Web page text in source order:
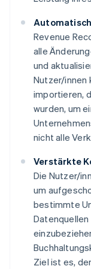
Revenue
alle
und
Nutzer/innen
importieren,
wurden, um
nicht alle
Verstärkte
Die Nutzer/
um
bestimmte
Ziel ist es,